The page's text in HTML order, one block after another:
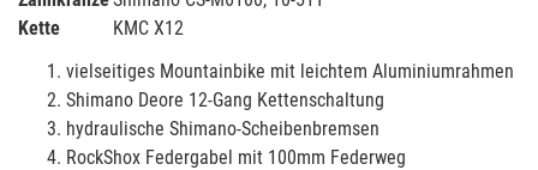
Kette
KMC X12
vielseitiges Mountainbike mit leichtem Aluminiumrahmen
Shimano Deore 12-Gang Kettenschaltung
hydraulische Shimano-Scheibenbremsen
RockShox Federgabel mit 100mm Federweg